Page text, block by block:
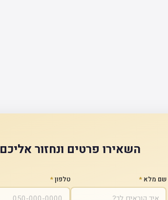
השאירו פרטים ונחזור אליכם
שם מלא * טלפון*